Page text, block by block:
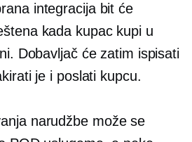
integracija bit će
kada kupac kupi u
Dobavljač će zatim ispisati
je i poslati kupcu.
narudžbe može se